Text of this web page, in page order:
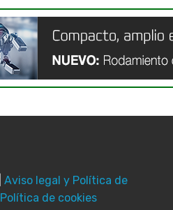
Aviso legal y Política de
Política de cookies